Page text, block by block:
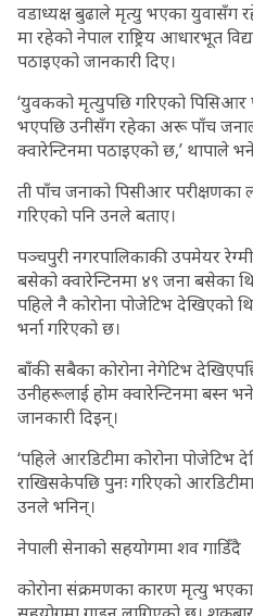
वडाध्यक्ष बुढाले मृत्यु भएका युवासँग
मा रहेको नेपाल राष्ट्रिय आधारभूत
पठाइएको जानकारी दिए।
‘युवकको मृत्युपछि गरिएको
भएपछि उनीसँग रहेका अरू पाँच
क्वारेन्टिनमा पठाइएको छ,’ थापाले
ती पाँच जनाको पिसीआर
गरिएको पनि उनले बताए।
पञ्चपुरी नगरपालिकाकी उपमेयर
बसेको क्वारेन्टिनमा ४९ जना बसेका
पहिले नै कोरोना पोजेटिभ देखिएको
भर्ना गरिएको छ।
बाँकी सबैका कोरोना नेगेटिभ
उनीहरूलाई होम क्वारेन्टिनमा बस्न
जानकारी दिइन्।
‘पहिले आरडिटीमा कोरोना
राखिसकेपछि पुनः गरिएको
उनले भनिन्।
नेपाली सेनाको सहयोगमा शव गाडिँदै
कोरोना संक्रमणका कारण मृत्यु